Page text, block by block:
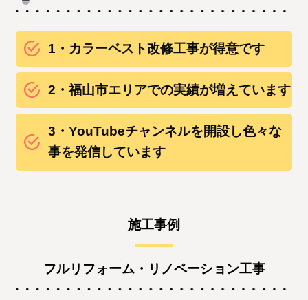
1・カラーベスト改修工事が得意です
2・福山市エリアでの実績が増えています
3・YouTubeチャンネルを開設し色々な
事を発信しています
施工事例
フルリフォーム・リノベーション工事